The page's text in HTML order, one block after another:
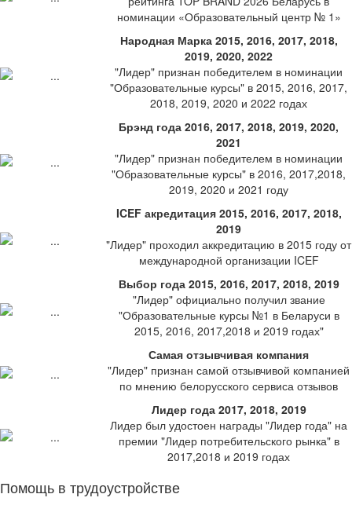
номинации «Образовательный центр № 1»
Народная Марка 2015, 2016, 2017, 2018,
2019, 2020, 2022
"Лидер" признан победителем в номинации
"Образовательные курсы" в 2015, 2016, 2017,
2018, 2019, 2020 и 2022 годах
Брэнд года 2016, 2017, 2018, 2019, 2020,
2021
"Лидер" признан победителем в номинации
"Образовательные курсы" в 2016, 2017,2018,
2019, 2020 и 2021 году
ICEF акредитация 2015, 2016, 2017, 2018,
2019
"Лидер" проходил аккредитацию в 2015 году от
международной организации ICEF
Выбор года 2015, 2016, 2017, 2018, 2019
"Лидер" официально получил звание
"Образовательные курсы №1 в Беларуси в
2015, 2016, 2017,2018 и 2019 годах"
Самая отзывчивая компания
"Лидер" признан самой отзывчивой компанией
по мнению белорусского сервиса отзывов
Лидер года 2017, 2018, 2019
Лидер был удостоен награды "Лидер года" на
премии "Лидер потребительского рынка" в
2017,2018 и 2019 годах
Помощь в трудоустройстве